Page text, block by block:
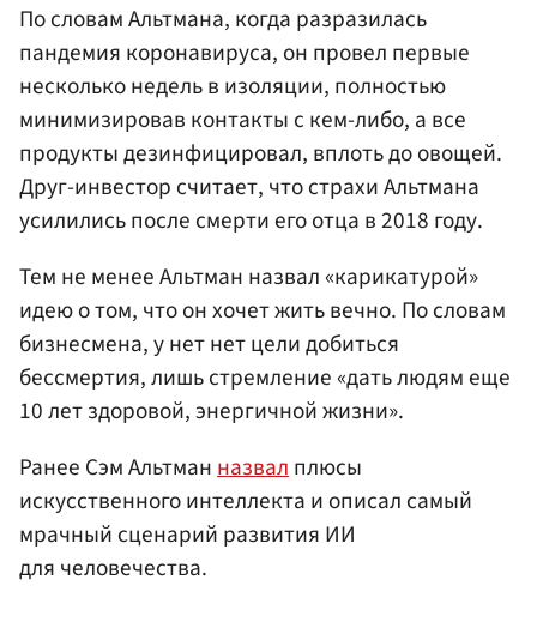
По словам Альтмана, когда разразилась
пандемия коронавируса, он провел первые
несколько недель в изоляции, полностью
минимизировав контакты с кем-либо, а все
продукты дезинфицировал, вплоть до овощей.
Друг-инвестор считает, что страхи Альтмана
усилились после смерти его отца в 2018 году.
Тем не менее Альтман назвал «карикатурой»
идею о том, что он хочет жить вечно. По словам
бизнесмена, у нет нет цели добиться
бессмертия, лишь стремление «дать людям еще
10 лет здоровой, энергичной жизни».
Ранее Сэм Альтманназвалплюсы
искусственного интеллекта и описал самый
мрачный сценарий развития ИИ
для человечества.